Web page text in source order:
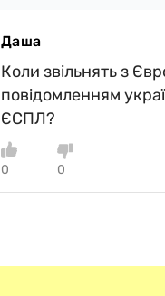
Даша
Коли звільнять з
повідомленням
ЄСПЛ?
0 0